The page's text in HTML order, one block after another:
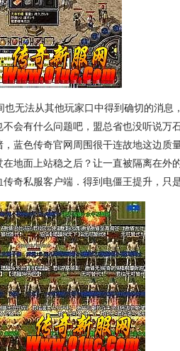
无法从其他玩家口中得到确切的消息
会有什么问题吧，盟总省也没听说万
，蓝色传奇官网周围很干连故地这边质
地面上站稳之后？让一直被隔离在外
奇私服客户端．得到电僵王提升，只